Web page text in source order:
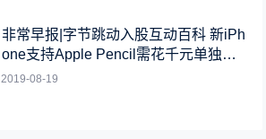
非常早报|字节跳动入股互动百科 新iPh
one支持Apple Pencil需花千元单独购
买
2019-08-19